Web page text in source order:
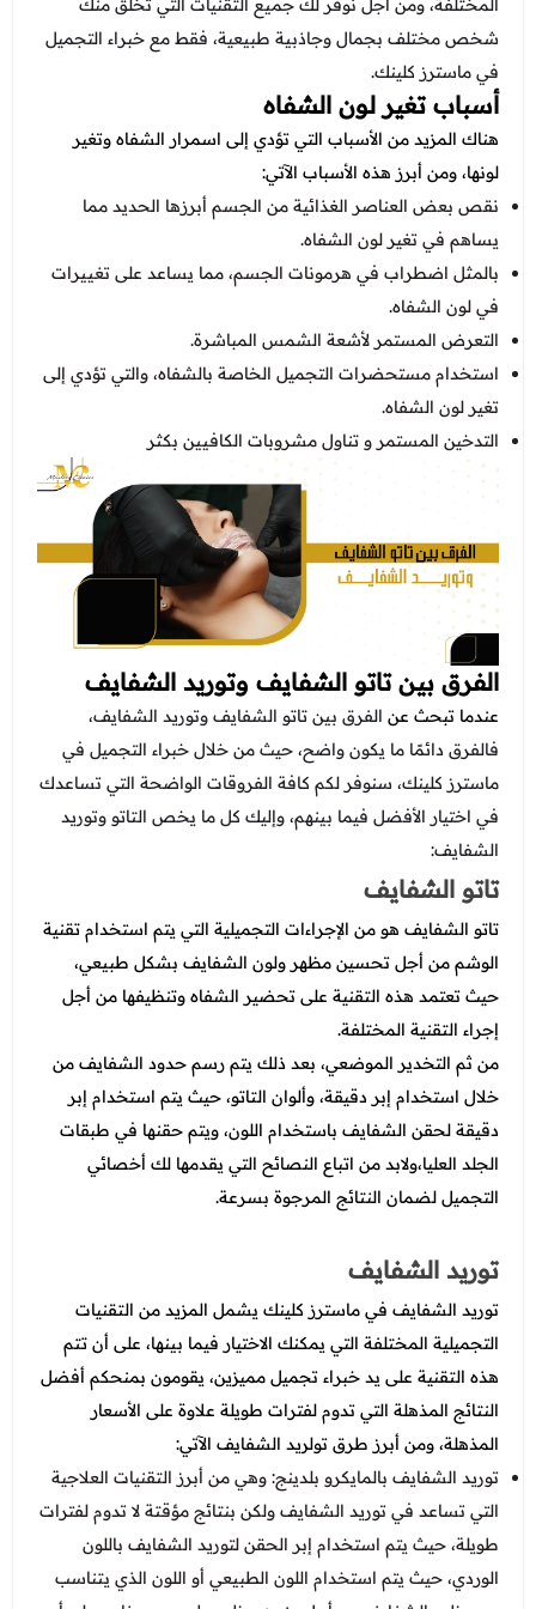
عروض العناية بالشعر
عروض الرجال
عروض قسم الطوارئ
عروض المختبر
عروض الاشعة
عروض الباطنة
عروض العظام
عروض الانف والاذن والحنجرة
المختلفة، ومن أجل نوفر لك جميع التقنيات التي تخلق منك
شخص مختلف بجمال وجاذبية طبيعية، فقط مع خبراء التجميل
في ماسترز كلينك.
أسباب تغير لون الشفاه
هناك المزيد من الأسباب التي تؤدي إلى اسمرار الشفاه وتغير
لونها، ومن أبرز هذه الأسباب الآتي:
نقص بعض العناصر الغذائية من الجسم أبرزها الحديد مما
يساهم في تغير لون الشفاه.
بالمثل اضطراب في هرمونات الجسم، مما يساعد على تغييرات
في لون الشفاه.
التعرض المستمر لأشعة الشمس المباشرة.
استخدام مستحضرات التجميل الخاصة بالشفاه، والتي تؤدي إلى
تغير لون الشفاه.
التدخين المستمر و تناول مشروبات الكافيين بكثر
الفرق بين تاتو الشفايف وتوريد الشفايف
عندما تبحث عنالفرق بين تاتو الشفايف وتوريد الشفايف،
فالفرق دائمًا ما يكون واضح، حيث من خلال خبراء التجميل في
ماسترز كلينك، سنوفر لكم كافة الفروقات الواضحة التي تساعدك
في اختيار الأفضل فيما بينهم، وإليك كل ما يخص التاتو وتوريد
الشفايف:
تاتو الشفايف
تاتو الشفايف هو من الإجراءات التجميلية التي يتم استخدام تقنية
الوشم من أجل تحسين مظهر ولون الشفايف بشكل طبيعي،
حيث تعتمد هذه التقنية على تحضير الشفاه وتنظيفها من أجل
إجراء التقنية المختلفة.
من ثم التخدير الموضعي، بعد ذلك يتم رسم حدود الشفايف من
خلال استخدام إبر دقيقة، وألوان التاتو، حيث يتم استخدام إبر
دقيقة لحقن الشفايف باستخدام اللون، ويتم حقنها في طبقات
الجلد العليا،ولابد من اتباع النصائح التي يقدمها لك أخصائي
التجميل لضمان النتائج المرجوة بسرعة.
توريد الشفايف
توريد الشفايف في ماسترز كلينك يشمل المزيد من التقنيات
التجميلية المختلفة التي يمكنك الاختيار فيما بينها، على أن تتم
هذه التقنية على يد خبراء تجميل مميزين، يقومون بمنحكم أفضل
النتائج المذهلة التي تدوم لفترات طويلة علاوة على الأسعار
المذهلة، ومن أبرز طرق تولريد الشفايف الآتي:
توريد الشفايف بالمايكرو بلدينج: وهي من أبرز التقنيات العلاجية
التي تساعد في توريد الشفايف ولكن بنتائج مؤقتة لا تدوم لفترات
طويلة، حيث يتم استخدام إبر الحقن لتوريد الشفايف باللون
الوردي، حيث يتم استخدام اللون الطبيعي أو اللون الذي يتناسب